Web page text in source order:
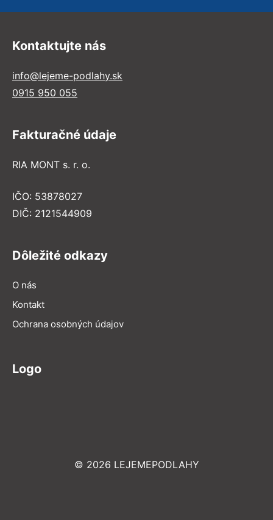
Kontaktujte nás
info@lejeme-podlahy.sk
0915 950 055
Fakturačné údaje
RIA MONT s. r. o.
IČO: 53878027
DIČ: 2121544909
Dôležité odkazy
O nás
Kontakt
Ochrana osobných údajov
Logo
© 2026 LEJEMEPODLAHY